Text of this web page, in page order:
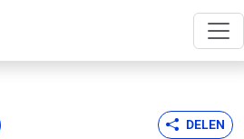
DELEN